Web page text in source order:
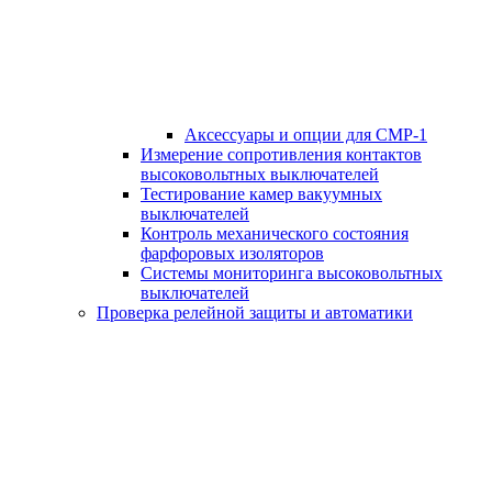
Аксессуары и опции для СМР-1
Измерение сопротивления контактов
высоковольтных выключателей
Тестирование камер вакуумных
выключателей
Контроль механического состояния
фарфоровых изоляторов
Системы мониторинга высоковольтных
выключателей
Проверка релейной защиты и автоматики